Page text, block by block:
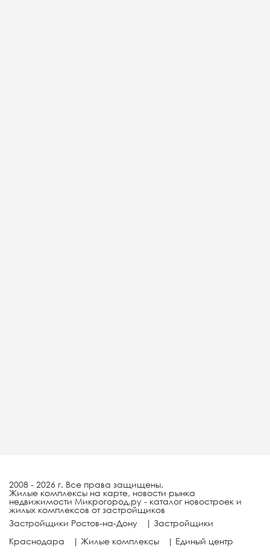
2008 - 2026 г. Все права защищены.
Жилые комплексы на карте, новости рынка
недвижимости Микрогород.ру - каталог новостроек и
жилых комплексов от застройщиков
Застройщики Ростов-на-Дону
| Застройщики
Краснодара
| Жилые комплексы | Единый центр